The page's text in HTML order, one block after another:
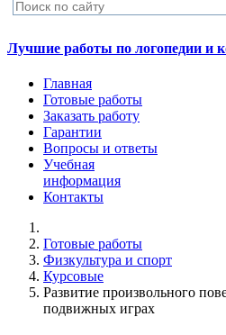
Лучшие работы по логопедии и
Главная
Готовые работы
Заказать работу
Гарантии
Вопросы и ответы
Учебная
информация
Контакты
Готовые работы
Физкультура и спорт
Курсовые
Развитие произвольного
подвижных играх